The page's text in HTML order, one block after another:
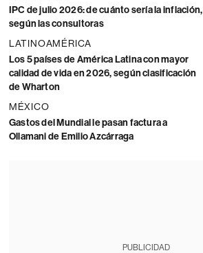
IPC de julio 2026: de cuánto sería la inflación,
según las consultoras
LATINOAMÉRICA
Los 5 países de América Latina con mayor
calidad de vida en 2026, según clasificación
de Wharton
MÉXICO
Gastos del Mundial le pasan factura a
Ollamani de Emilio Azcárraga
PUBLICIDAD